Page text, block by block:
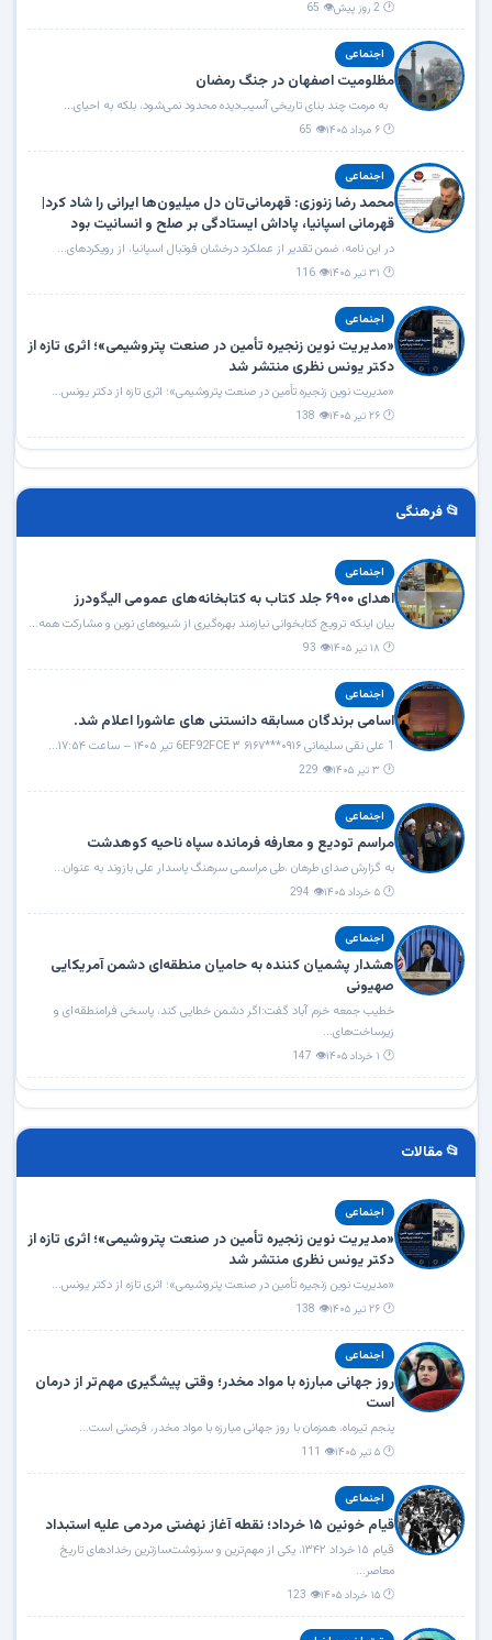
🕐 2 روز پیش 👁 65
اجنماعی
مظلومیت اصفهان در جنگ رمضان
به مرمت چند بنای تاریخی آسیب‌دیده محدود نمی‌شود، بلکه به احیای...
🕐 ۶ مرداد ۱۴۰۵ 👁 65
اجنماعی
محمد رضا زنوزی: قهرمانی‌تان دل میلیون‌ها ایرانی را شاد کرد|
قهرمانی اسپانیا، پاداش ایستادگی بر صلح و انسانیت بود
در این نامه، ضمن تقدیر از عملکرد درخشان فوتبال اسپانیا، از رویکردهای...
🕐 ۳۱ تیر ۱۴۰۵ 👁 116
اجنماعی
«مدیریت نوین زنجیره تأمین در صنعت پتروشیمی»؛ اثری تازه از
دکتر یونس نظری منتشر شد
«مدیریت نوین زنجیره تأمین در صنعت پتروشیمی»؛ اثری تازه از دکتر یونس...
🕐 ۲۶ تیر ۱۴۰۵ 👁 138
📂 فرهنگی
اجنماعی
اهدای ۶۹۰۰ جلد کتاب به کتابخانه‌های عمومی الیگودرز
بیان اینکه ترویج کتابخوانی نیازمند بهره‌گیری از شیوه‌های نوین و مشارکت همه...
🕐 ۱۸ تیر ۱۴۰۵ 👁 93
اجنماعی
اسامی برندگان مسابقه دانستنی های عاشورا اعلام شد.
1 علی نقی سلیمانی ۰۹۱۶***۶۱۶۷ 6EF92FCE ۳ تیر ۱۴۰۵ – ساعت ۱۷:۵۴...
🕐 ۳ تیر ۱۴۰۵ 👁 229
اجنماعی
مراسم تودیع و معارفه فرمانده سپاه ناحیه کوهدشت
به گزارش صدای طرهان ،طی مراسمی سرهنگ پاسدار علی بازوند به عنوان...
🕐 ۵ خرداد ۱۴۰۵ 👁 294
اجنماعی
هشدار پشمیان کننده به حامیان منطقه‌ای دشمن آمریکایی
صهیونی
خطیب جمعه خرم آباد گفت:اگر دشمن خطایی کند، پاسخی فرامنطقه‌ای و
زیرساخت‌های...
🕐 ۱ خرداد ۱۴۰۵ 👁 147
📂 مقالات
اجنماعی
«مدیریت نوین زنجیره تأمین در صنعت پتروشیمی»؛ اثری تازه از
دکتر یونس نظری منتشر شد
«مدیریت نوین زنجیره تأمین در صنعت پتروشیمی»؛ اثری تازه از دکتر یونس...
🕐 ۲۶ تیر ۱۴۰۵ 👁 138
اجنماعی
روز جهانی مبارزه با مواد مخدر؛ وقتی پیشگیری مهم‌تر از درمان
است
پنجم تیرماه، همزمان با روز جهانی مبارزه با مواد مخدر، فرصتی است...
🕐 ۵ تیر ۱۴۰۵ 👁 111
اجنماعی
قیام خونین ۱۵ خرداد؛ نقطه آغاز نهضتی مردمی علیه استبداد
قیام ۱۵ خرداد ۱۳۴۲، یکی از مهم‌ترین و سرنوشت‌سازترین رخدادهای تاریخ
معاصر...
🕐 ۱۵ خرداد ۱۴۰۵ 👁 123